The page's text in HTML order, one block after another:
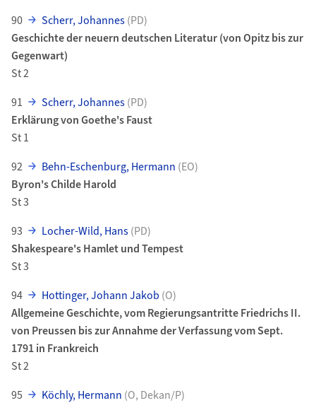
90
Scherr, Johannes(PD)
Geschichte der neuern deutschen Literatur (von Opitz bis zur
Gegenwart)
St 2
91
Scherr, Johannes(PD)
Erklärung von Goethe's Faust
St 1
92
Behn-Eschenburg, Hermann (EO)
Byron's Childe Harold
St 3
93
Locher-Wild, Hans(PD)
Shakespeare's Hamlet und Tempest
St 3
94
Hottinger, Johann Jakob (O)
Allgemeine Geschichte, vom Regierungsantritte Friedrichs II.
von Preussen bis zur Annahme der Verfassung vom Sept.
1791 in Frankreich
St 2
95
Köchly, Hermann (O, Dekan/P)